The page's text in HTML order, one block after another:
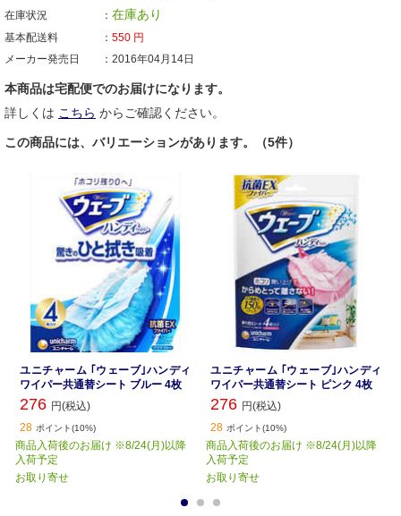
在庫状況
在庫あり
基本配送料 550 円
メーカー発売日
2016年04月14日
本商品は宅配便でのお届けになります。
詳しくは こちら からご確認ください。
この商品には、バリエーションがあります。（5件）
ユニチャーム ｢ウェーブ｣ハンディ
ワイパー共通替シート ブルー 4枚
276 円(税込)
28 ポイント(10%)
商品入荷後のお届け ※8/24(月)以降
入荷予定
お取り寄せ
ユニチャーム ｢ウェーブ｣ハンディ
ワイパー共通替シート ピンク 4枚
276 円(税込)
28 ポイント(10%)
商品入荷後のお届け ※8/24(月)以降
入荷予定
お取り寄せ